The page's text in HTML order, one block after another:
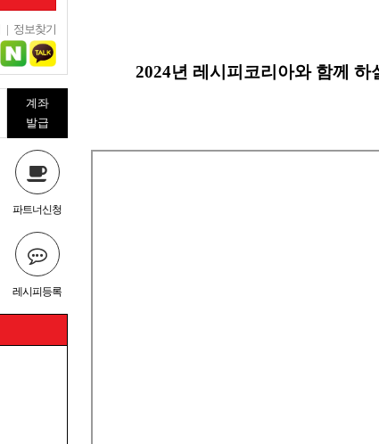
| 정보찾기
계좌
발급
파트너신청
레시피등록
2024년 레시피코리아와 함께